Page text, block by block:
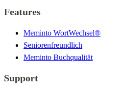
Features
Meminto WortWechsel®
Seniorenfreundlich
Meminto Buchqualität
Support